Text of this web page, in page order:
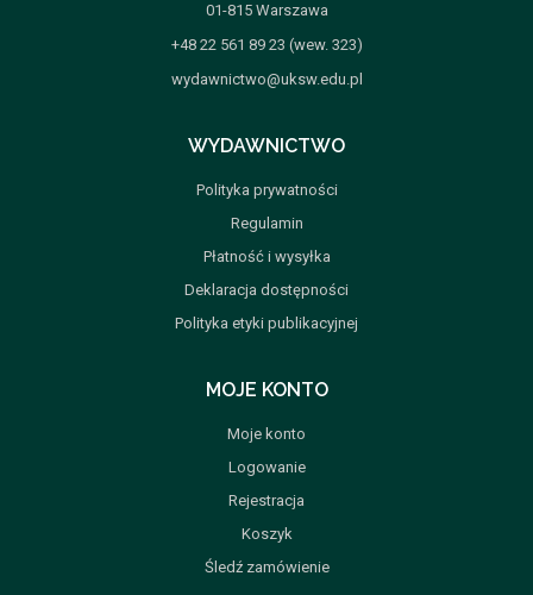
01-815 Warszawa
+48 22 561 89 23 (wew. 323)
wydawnictwo@uksw.edu.pl
WYDAWNICTWO
Polityka prywatności
Regulamin
Płatność i wysyłka
Deklaracja dostępności
Polityka etyki publikacyjnej
MOJE KONTO
Moje konto
Logowanie
Rejestracja
Koszyk
Śledź zamówienie